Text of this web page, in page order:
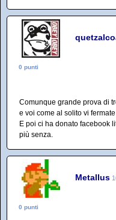
0 punti
Comunque grande prova di
e voi come al solito vi
E poi ci ha donato facebook
più senza.
Metallus
0 punti